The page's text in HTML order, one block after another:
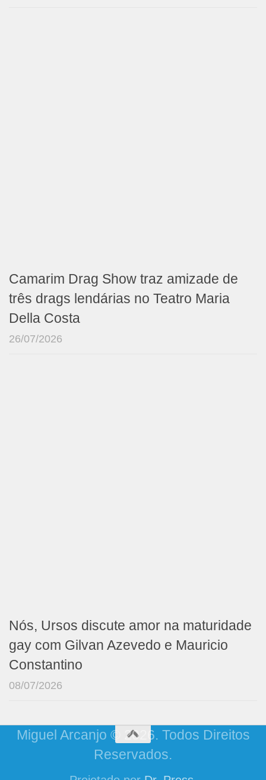
Camarim Drag Show traz amizade de
três drags lendárias no Teatro Maria
Della Costa
26/07/2026
Nós, Ursos discute amor na maturidade
gay com Gilvan Azevedo e Mauricio
Constantino
08/07/2026
Miguel Arcanjo © 2026. Todos Direitos
Reservados.